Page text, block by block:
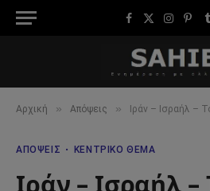
Facebook
X
Αρχική » Απόψεις » Ιράν – Ισραήλ – Τουρκία: Ο ρόλος
ΑΠΌΨΕΙΣ ΚΕΝΤΡΙΚΌ ΘΈΜΑ
Ιράν – Ισραήλ